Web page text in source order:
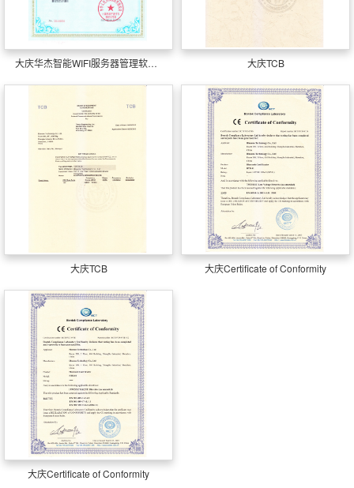
大庆华杰智能WIFI服务器管理软件V1.0.36 大庆TCB
大庆TCB 大庆Certificate of Conformity
大庆Certificate of Conformity